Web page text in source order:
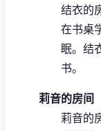
结衣的
在书桌
眠。 结
书。
莉音的房间
莉音的